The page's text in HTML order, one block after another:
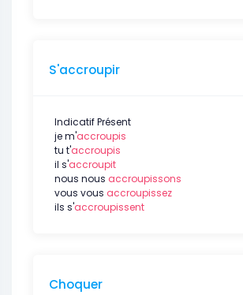
S'accroupir
Indicatif Présent
je m'accroupis
tu t'accroupis
il s'accroupit
nous nous accroupissons
vous vous accroupissez
ils s'accroupissent
Choquer